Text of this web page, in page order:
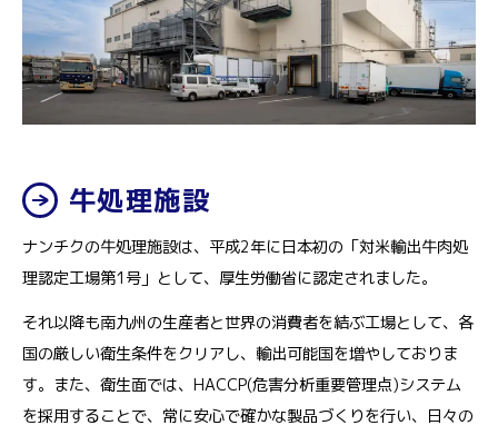
牛処理施設
ナンチクの牛処理施設は、平成2年に日本初の「対米輸出牛肉処
理認定工場第1号」として、厚生労働省に認定されました。
それ以降も南九州の生産者と世界の消費者を結ぶ工場として、各
国の厳しい衛生条件をクリアし、輸出可能国を増やしておりま
す。また、衛生面では、HACCP(危害分析重要管理点)システム
を採用することで、常に安心で確かな製品づくりを行い、日々の